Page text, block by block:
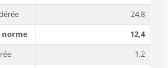
24,8
norme
12,4
1,2